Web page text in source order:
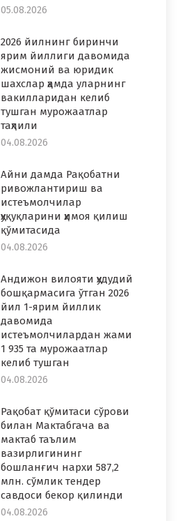
05.08.2026
2026 йилнинг биринчи
ярим йиллиги давомида
жисмоний ва юридик
шахслар ҳамда уларнинг
вакилларидан келиб
тушган мурожаатлар
таҳлили
04.08.2026
Айни дамда Рақобатни
ривожлантириш ва
истеъмолчилар
ҳуқуқларини ҳимоя қилиш
қўмитасида
04.08.2026
Андижон вилояти ҳудудий
бошқармасига ўтган 2026
йил 1-ярим йиллик
давомида
истеъмолчилардан жами
1 935 та мурожаатлар
келиб тушган
04.08.2026
Рақобат қўмитаси сўрови
билан Мактабгача ва
мактаб таълим
вазирлигининг
бошланғич нархи 587,2
млн. сўмлик тендер
савдоси бекор қилинди
04.08.2026